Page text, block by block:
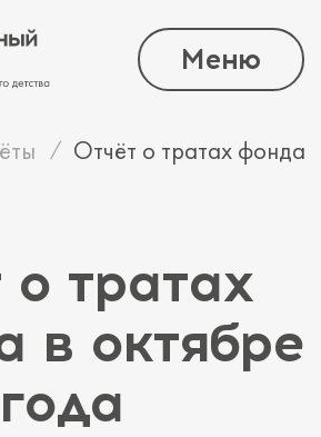
Меню
Отчёт о тратах фонда
о тратах
в октябре